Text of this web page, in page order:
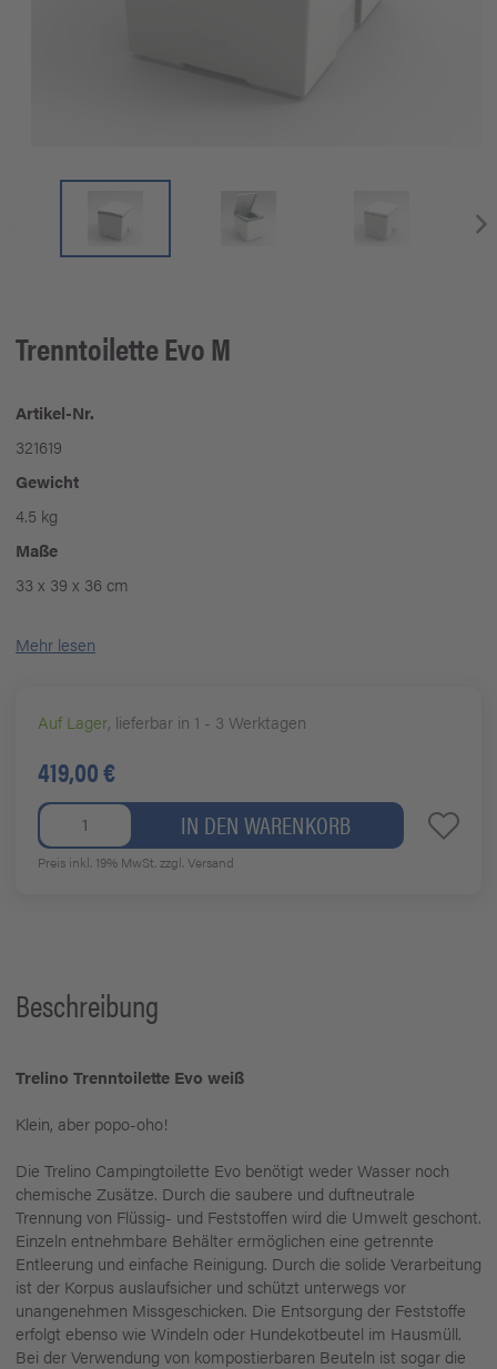
Trenntoilette Evo M
Artikel-Nr.
321619
Gewicht
4.5 kg
Maße
33 x 39 x 36 cm
Mehr lesen
Auf Lager, lieferbar in 1 - 3 Werktagen
419,00 €
IN DEN WARENKORB
Preis inkl. 19% MwSt.zzgl. Versand
Beschreibung
Trelino Trenntoilette Evo weiß
Klein, aber popo-oho!
Die Trelino Campingtoilette Evo benötigt weder Wasser noch
chemische Zusätze. Durch die saubere und duftneutrale
Trennung von Flüssig- und Feststoffen wird die Umwelt geschont.
Einzeln entnehmbare Behälter ermöglichen eine getrennte
Entleerung und einfache Reinigung. Durch die solide Verarbeitung
ist der Korpus auslaufsicher und schützt unterwegs vor
unangenehmen Missgeschicken. Die Entsorgung der Feststoffe
erfolgt ebenso wie Windeln oder Hundekotbeutel im Hausmüll.
Bei der Verwendung von kompostierbaren Beuteln ist sogar die